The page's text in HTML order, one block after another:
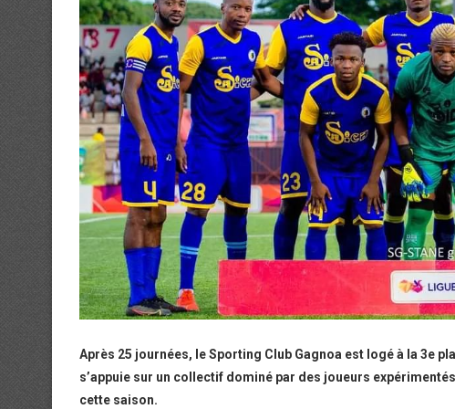
Après 25 journées, le Sporting Club Gagnoa est logé à la 3e
s’appuie sur un collectif dominé par des joueurs
cette saison.